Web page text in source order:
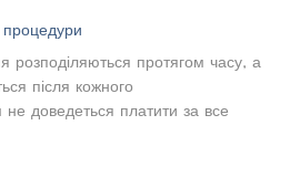
процедури
розподіляються протягом часу, а
після кожного
доведеться платити за все